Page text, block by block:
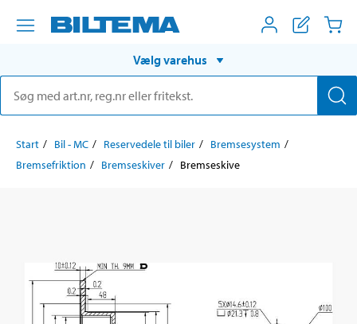
Vælg varehus
Start Bil - MC Reservedele til biler
Bremsesystem
Bremsefriktion
Bremseskiver Bremseskive